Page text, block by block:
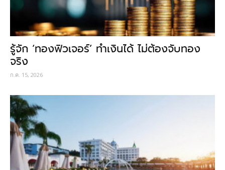
รู้จัก ‘ทองฟิวเจอร์’ ทำเงินได้ ไม่ต้องจับทอง
จริง
ก.ค. 15, 2026